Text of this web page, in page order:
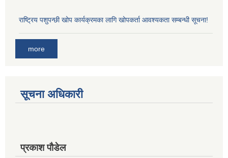
राष्ट्रिय पशुपन्छी खोप कार्यक्रमका लागि खोपकर्ता आवश्यकता सम्बन्धी सूचना!
more
सूचना अधिकारी
प्रकाश पौडेल